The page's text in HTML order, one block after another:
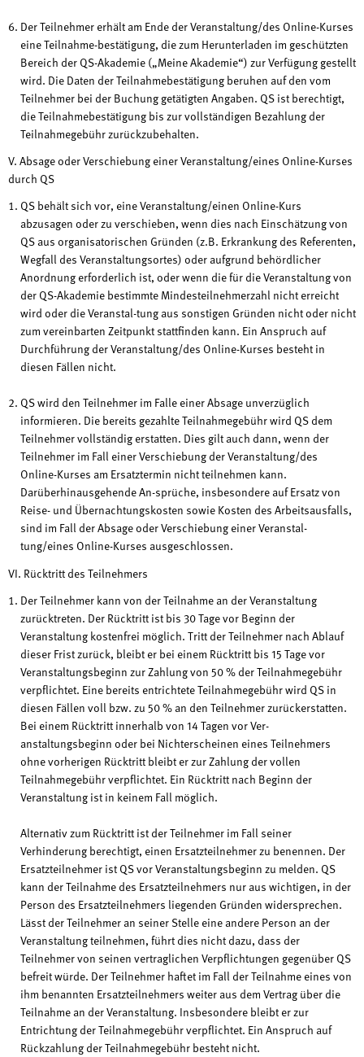
Der Teilnehmer erhält am Ende der Veranstaltung/des Online-Kurses
eine Teilnahme-bestätigung, die zum Herunterladen im geschützten
Bereich der QS-Akademie („Meine Akademie“) zur Verfügung gestellt
wird. Die Daten der Teilnahmebestätigung beruhen auf den vom
Teilnehmer bei der Buchung getätigten Angaben. QS ist berechtigt,
die Teilnahmebestätigung bis zur vollständigen Bezahlung der
Teilnahmegebühr zurückzubehalten.
V. Absage oder Verschiebung einer Veranstaltung/eines Online-Kurses
durch QS
QS behält sich vor, eine Veranstaltung/einen Online-Kurs
abzusagen oder zu verschieben, wenn dies nach Einschätzung von
QS aus organisatorischen Gründen (z.B. Erkrankung des Referenten,
Wegfall des Veranstaltungsortes) oder aufgrund behördlicher
Anordnung erforderlich ist, oder wenn die für die Veranstaltung von
der QS-Akademie bestimmte Mindesteilnehmerzahl nicht erreicht
wird oder die Veranstal-tung aus sonstigen Gründen nicht oder nicht
zum vereinbarten Zeitpunkt stattfinden kann. Ein Anspruch auf
Durchführung der Veranstaltung/des Online-Kurses besteht in
diesen Fällen nicht.
QS wird den Teilnehmer im Falle einer Absage unverzüglich
informieren. Die bereits gezahlte Teilnahmegebühr wird QS dem
Teilnehmer vollständig erstatten. Dies gilt auch dann, wenn der
Teilnehmer im Fall einer Verschiebung der Veranstaltung/des
Online-Kurses am Ersatztermin nicht teilnehmen kann.
Darüberhinausgehende An-sprüche, insbesondere auf Ersatz von
Reise- und Übernachtungskosten sowie Kosten des Arbeitsausfalls,
sind im Fall der Absage oder Verschiebung einer Veranstal-
tung/eines Online-Kurses ausgeschlossen.
VI. Rücktritt des Teilnehmers
Der Teilnehmer kann von der Teilnahme an der Veranstaltung
zurücktreten. Der Rücktritt ist bis 30 Tage vor Beginn der
Veranstaltung kostenfrei möglich. Tritt der Teilnehmer nach Ablauf
dieser Frist zurück, bleibt er bei einem Rücktritt bis 15 Tage vor
Veranstaltungsbeginn zur Zahlung von 50 % der Teilnahmegebühr
verpflichtet. Eine bereits entrichtete Teilnahmegebühr wird QS in
diesen Fällen voll bzw. zu 50 % an den Teilnehmer zurückerstatten.
Bei einem Rücktritt innerhalb von 14 Tagen vor Ver-
anstaltungsbeginn oder bei Nichterscheinen eines Teilnehmers
ohne vorherigen Rücktritt bleibt er zur Zahlung der vollen
Teilnahmegebühr verpflichtet. Ein Rücktritt nach Beginn der
Veranstaltung ist in keinem Fall möglich.
Alternativ zum Rücktritt ist der Teilnehmer im Fall seiner
Verhinderung berechtigt, einen Ersatzteilnehmer zu benennen. Der
Ersatzteilnehmer ist QS vor Veranstaltungsbeginn zu melden. QS
kann der Teilnahme des Ersatzteilnehmers nur aus wichtigen, in der
Person des Ersatzteilnehmers liegenden Gründen widersprechen.
Lässt der Teilnehmer an seiner Stelle eine andere Person an der
Veranstaltung teilnehmen, führt dies nicht dazu, dass der
Teilnehmer von seinen vertraglichen Verpflichtungen gegenüber QS
befreit würde. Der Teilnehmer haftet im Fall der Teilnahme eines von
ihm benannten Ersatzteilnehmers weiter aus dem Vertrag über die
Teilnahme an der Veranstaltung. Insbesondere bleibt er zur
Entrichtung der Teilnahmegebühr verpflichtet. Ein Anspruch auf
Rückzahlung der Teilnahmegebühr besteht nicht.